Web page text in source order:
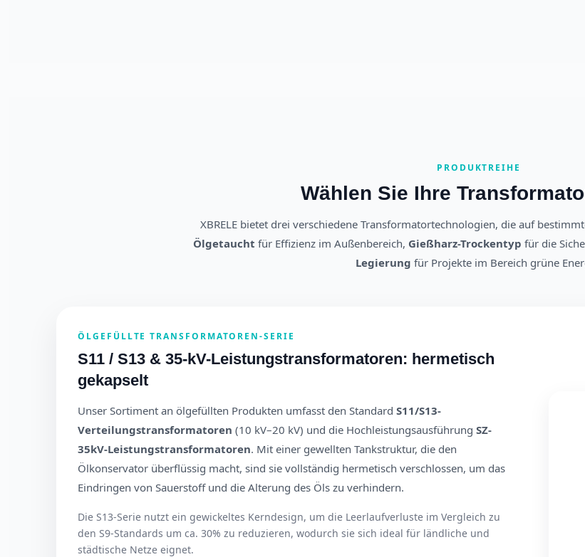
PRODUKTREIHE
Wählen Sie Ihre
XBRELE bietet drei verschiedene Transformatortechnologien, die auf
Ölgetaucht für Effizienz im Außenbereich, Gießharz-Trockentyp für die
Legierung für Projekte im Bereich grüne
ÖLGEFÜLLTE TRANSFORMATOREN-SERIE
S11 / S13 & 35-kV-Leistungstransformatoren: hermetisch
gekapselt
Unser Sortiment an ölgefüllten Produkten umfasst den StandardS11/S13-
Verteilungstransformatoren (10 kV–20 kV) und die HochleistungsausführungSZ-
35kV-Leistungstransformatoren. Mit einer gewellten Tankstruktur, die den
Ölkonservator überflüssig macht, sind sie vollständig hermetisch verschlossen, um das
Eindringen von Sauerstoff und die Alterung des Öls zu verhindern.
Die S13-Serie nutzt ein gewickeltes Kerndesign, um die Leerlaufverluste im Vergleich zu
den S9-Standards um ca. 30% zu reduzieren, wodurch sie sich ideal für ländliche und
städtische Netze eignet.